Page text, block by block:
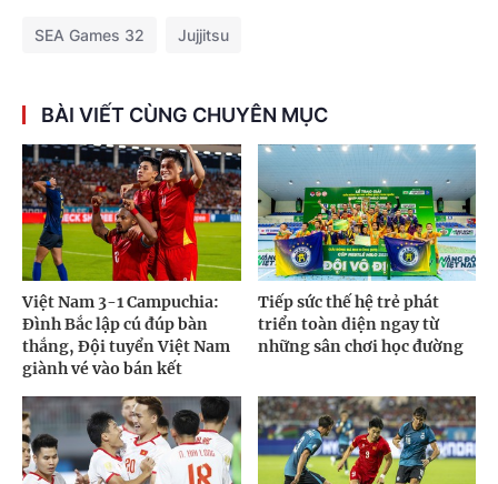
SEA Games 32 Jujjitsu
BÀI VIẾT CÙNG CHUYÊN MỤC
Việt Nam 3-1 Campuchia:
Đình Bắc lập cú đúp bàn
thắng, Đội tuyển Việt Nam
giành vé vào bán kết
Tiếp sức thế hệ trẻ phát
triển toàn diện ngay từ
những sân chơi học đường